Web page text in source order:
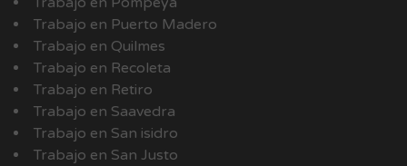
Trabajo en Puerto Madero
Trabajo en Quilmes
Trabajo en Recoleta
Trabajo en Retiro
Trabajo en Saavedra
Trabajo en San isidro
Trabajo en San Justo